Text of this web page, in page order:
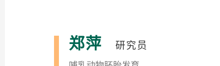
郑萍 研究员